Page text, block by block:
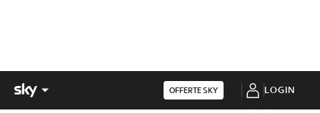
OFFERTE SKY LOGIN